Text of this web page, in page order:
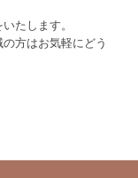
たします。
方はお気軽にどう